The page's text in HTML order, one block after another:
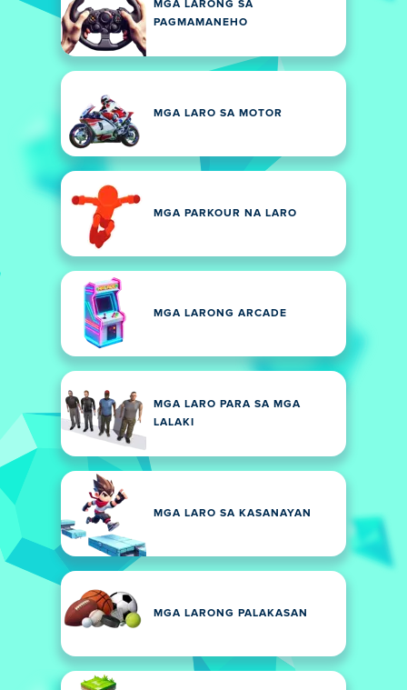
MGA LARONG SA
PAGMAMANEHO
MGA LARO SA MOTOR
MGA PARKOUR NA LARO
MGA LARONG ARCADE
MGA LARO PARA SA MGA
LALAKI
MGA LARO SA KASANAYAN
MGA LARONG PALAKASAN